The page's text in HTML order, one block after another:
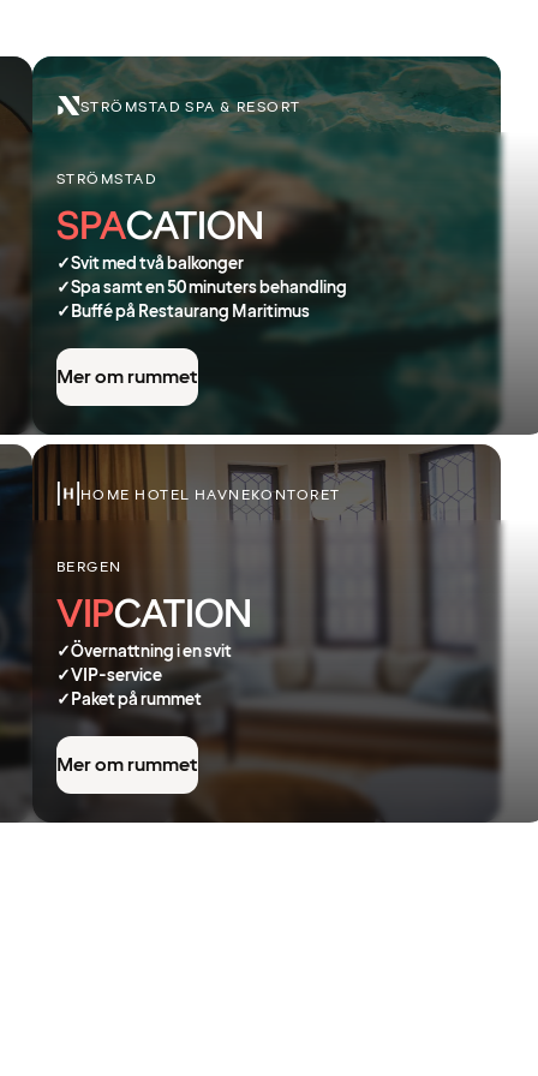
STRÖMSTAD SPA & RESORT
STRÖMSTAD
SPACATION
✓Svit med två balkonger
✓Spa samt en 50 minuters behandling
✓Buffé på Restaurang Maritimus
Mer om rummet
HOME HOTEL HAVNEKONTORET
BERGEN
VIPCATION
✓Övernattning i en svit
✓VIP-service
✓Paket på rummet
Mer om rummet